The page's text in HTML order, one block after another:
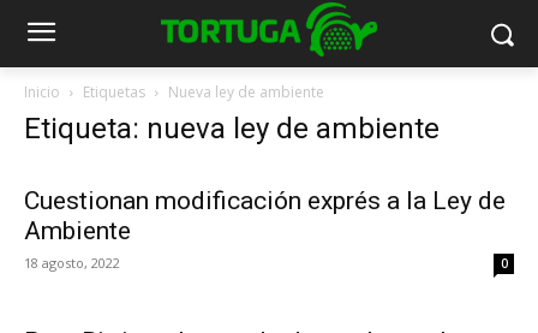
Inicio Etiquetas Nueva ley de ambiente
Etiqueta: nueva ley de ambiente
Cuestionan modificación exprés a la Ley de
Ambiente
18 agosto, 2022 0